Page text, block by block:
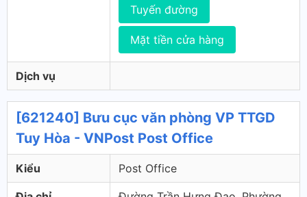
Tuyến đường
Mặt tiền cửa hàng
Dịch vụ
[621240] Bưu cục văn phòng VP TTGD
Tuy Hòa - VNPost Post Office
Kiểu Post Office